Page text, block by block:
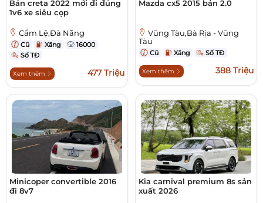
Bán creta 2022 mới đi đúng
1v6 xe siêu cọp
Cẩm Lệ,Đà Nẵng
Cũ Xăng
16000
Số TĐ
Xem thêm 477 Triệu
Mazda cx5 2015 bản 2.0
Vũng Tàu,Bà Rịa - Vũng
Tàu
Cũ Xăng Số TĐ
Xem thêm 388 Triệu
Minicoper convertible 2016
đi 8v7
Kia carnival premium 8s sản
xuất 2026